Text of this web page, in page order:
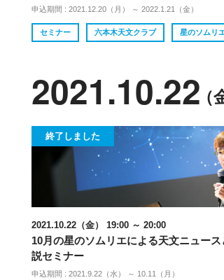
申込期間 : 2021.12.20（月） ～ 2022.1.21（金）
セミナー 六本木天文クラブ 星のソムリ
2021.10.22（
終了しました
2021.10.22（金） 19:00 ～ 20:00
10月の星のソムリエによる天文ニュー
説セミナー
申込期間 : 2021.9.22（水） ～ 10.11（月）